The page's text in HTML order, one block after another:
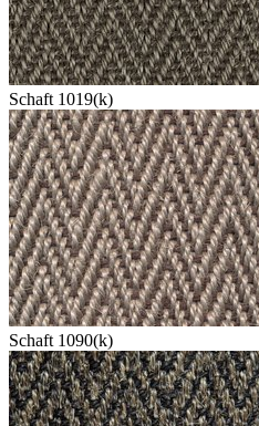
Schaft 1019(k)
Schaft 1090(k)